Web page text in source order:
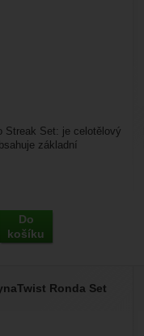
Do
košíku
Streak Set: je celotělový
základní
Ronda Set